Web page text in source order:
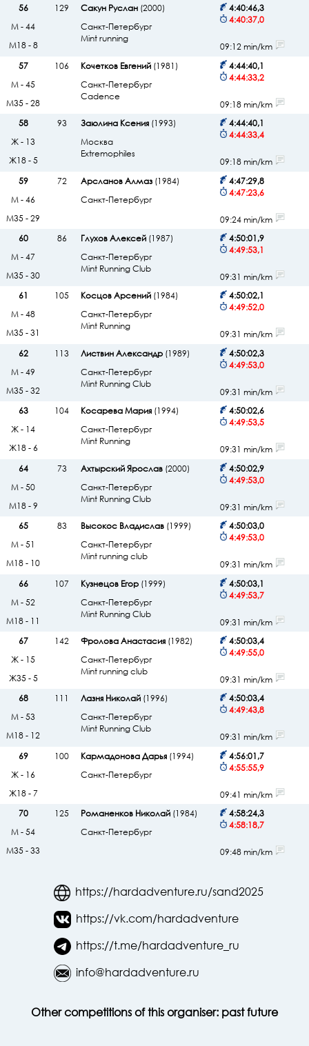
56
129 Сакун Руслан(2000)
Санкт-Петербург
Mint running
4:40:46,3
4:40:37,0
М - 44
М18 - 8
09:12 min/km
57
106 Кочетков Евгений(1981)
Санкт-Петербург
Cadence
4:44:40,1
4:44:33,2
М - 45
М35 - 28
09:18 min/km
58
93 Заюлина Ксения(1993)
Москва
Extremophiles
4:44:40,1
4:44:33,4
Ж - 13
Ж18 - 5
09:18 min/km
59
72 Арсланов Алмаз(1984)
Санкт-Петербург
4:47:29,8
4:47:23,6
М - 46
М35 - 29
09:24 min/km
60
86 Глухов Алексей(1987)
Санкт-Петербург
Mint Running Club
4:50:01,9
4:49:53,1
М - 47
М35 - 30
09:31 min/km
61
105 Косцов Арсений(1984)
Санкт-Петербург
Mint Running
4:50:02,1
4:49:52,0
М - 48
М35 - 31
09:31 min/km
62
113 Листвин Александр(1989)
Санкт-Петербург
Mint Running Club
4:50:02,3
4:49:53,0
М - 49
М35 - 32
09:31 min/km
63
104 Косарева Мария(1994)
Санкт-Петербург
Mint Running
4:50:02,6
4:49:53,5
Ж - 14
Ж18 - 6
09:31 min/km
64
73 Ахтырский Ярослав(2000)
Санкт-Петербург
Mint Running Club
4:50:02,9
4:49:53,0
М - 50
М18 - 9
09:31 min/km
65
83 Высокос Владислав(1999)
Санкт-Петербург
Mint running club
4:50:03,0
4:49:53,0
М - 51
М18 - 10
09:31 min/km
66
107 Кузнецов Егор(1999)
Санкт-Петербург
Mint Running Club
4:50:03,1
4:49:53,7
М - 52
М18 - 11
09:31 min/km
67
142 Фролова Анастасия(1982)
Санкт-Петербург
Mint running club
4:50:03,4
4:49:55,0
Ж - 15
Ж35 - 5
09:31 min/km
68
111 Лазня Николай(1996)
Санкт-Петербург
Mint Running Club
4:50:03,4
4:49:43,8
М - 53
М18 - 12
09:31 min/km
69
100 Кармадонова Дарья(1994)
Санкт-Петербург
4:56:01,7
4:55:55,9
Ж - 16
Ж18 - 7
09:41 min/km
70
125 Романенков Николай(1984)
Санкт-Петербург
4:58:24,3
4:58:18,7
М - 54
М35 - 33
09:48 min/km
https://hardadventure.ru/sand2025
https://vk.com/hardadventure
https://t.me/hardadventure_ru
info@hardadventure.ru
Other competitions of this organiser: pastfuture